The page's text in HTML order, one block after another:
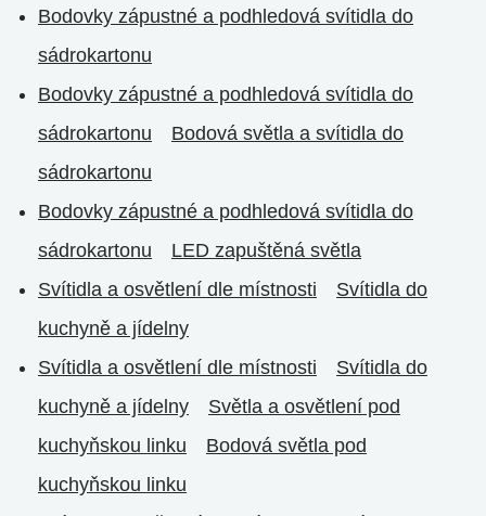
Bodovky zápustné a podhledová svítidla do
sádrokartonu
Bodovky zápustné a podhledová svítidla do
sádrokartonu
Bodová světla a svítidla do
sádrokartonu
Bodovky zápustné a podhledová svítidla do
sádrokartonu
LED zapuštěná světla
Svítidla a osvětlení dle místnosti
Svítidla do
kuchyně a jídelny
Svítidla a osvětlení dle místnosti
Svítidla do
kuchyně a jídelny
Světla a osvětlení pod
kuchyňskou linku
Bodová světla pod
kuchyňskou linku